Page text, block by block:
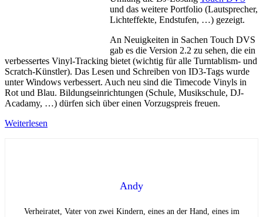
und das weitere Portfolio (Lautsprecher,
Lichteffekte, Endstufen, …) gezeigt.
An Neuigkeiten in Sachen Touch DVS
gab es die Version 2.2 zu sehen, die ein
verbessertes Vinyl-Tracking bietet (wichtig für alle Turntablism- und
Scratch-Künstler). Das Lesen und Schreiben von ID3-Tags wurde
unter Windows verbessert. Auch neu sind die Timecode Vinyls in
Rot und Blau. Bildungseinrichtungen (Schule, Musikschule, DJ-
Acadamy, …) dürfen sich über einen Vorzugspreis freuen.
Weiterlesen
Andy
Verheiratet, Vater von zwei Kindern, eines an der Hand, eines im